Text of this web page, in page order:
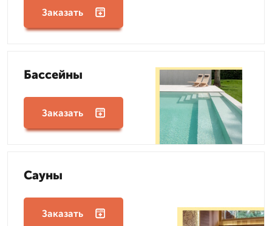
Заказать
Бассейны
Заказать
Сауны
Заказать